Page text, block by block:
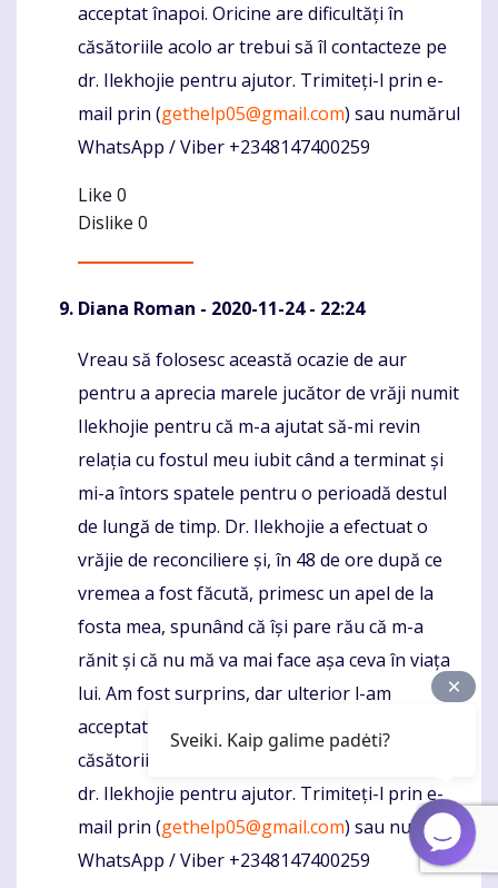
acceptat înapoi. Oricine are dificultăți în
căsătoriile acolo ar trebui să îl contacteze pe
dr. Ilekhojie pentru ajutor. Trimiteți-l prin e-
mail prin (gethelp05@gmail.com) sau numărul
WhatsApp / Viber +2348147400259
Like 0
Dislike 0
Diana Roman - 2020-11-24 - 22:24
Komentaras
Vreau să folosesc această ocazie de aur
pentru a aprecia marele jucător de vrăji numit
Ilekhojie pentru că m-a ajutat să-mi revin
relația cu fostul meu iubit când a terminat și
mi-a întors spatele pentru o perioadă destul
de lungă de timp. Dr. Ilekhojie a efectuat o
vrăjie de reconciliere și, în 48 de ore după ce
vremea a fost făcută, primesc un apel de la
fosta mea, spunând că își pare rău că m-a
rănit și că nu mă va mai face așa ceva în viața
lui. Am fost surprins, dar ulterior l-am
acceptat înapoi. Oricine are dificultăți în
căsătoriile acolo ar trebui să îl contacteze pe
dr. Ilekhojie pentru ajutor. Trimiteți-l prin e-
mail prin (gethelp05@gmail.com) sau numărul
WhatsApp / Viber +2348147400259
Sveiki. Kaip galime padėti?